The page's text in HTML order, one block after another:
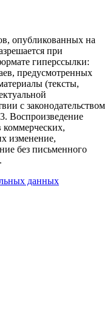
опубликованных на
при
гиперссылки:
предусмотренных
(тексты,
с законодательством
3. Воспроизведение
изменение,
без письменного
данных